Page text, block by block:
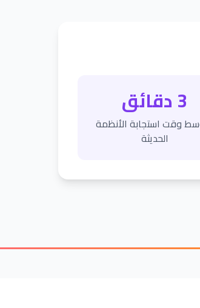
3 دقائق
وقت استجابة الأنظمة
الحديثة